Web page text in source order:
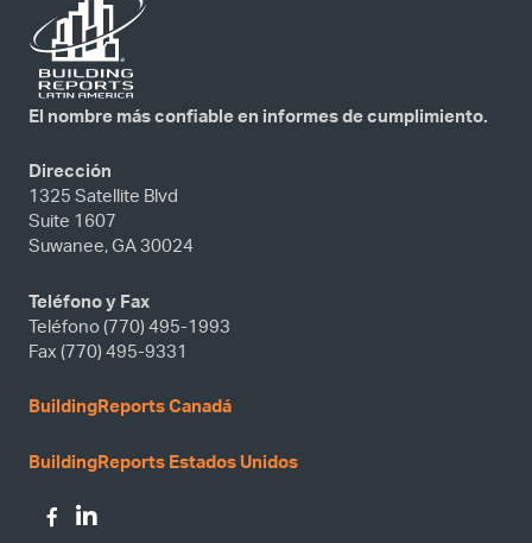
El nombre más confiable en informes de cumplimiento.
Dirección
1325 Satellite Blvd
Suite 1607
Suwanee, GA 30024
Teléfono y Fax
Teléfono (770) 495-1993
Fax (770) 495-9331
BuildingReports Canadá
BuildingReports Estados Unidos